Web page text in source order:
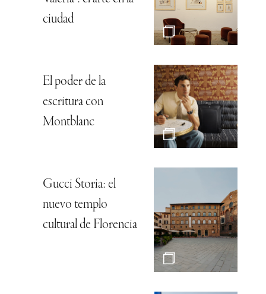
ciudad
El poder de la
escritura con
Montblanc
Gucci Storia: el
nuevo templo
cultural de Florencia